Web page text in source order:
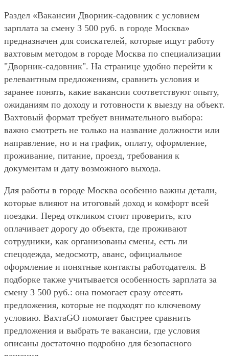
Раздел «Вакансии Дворник-садовник с условием
зарплата за смену 3 500 руб. в городе Москва»
предназначен для соискателей, которые ищут работу
вахтовым методом в городе Москва по специализации
"Дворник-садовник". На странице удобно перейти к
релевантным предложениям, сравнить условия и
заранее понять, какие вакансии соответствуют опыту,
ожиданиям по доходу и готовности к выезду на объект.
Вахтовый формат требует внимательного выбора:
важно смотреть не только на название должности или
направление, но и на график, оплату, оформление,
проживание, питание, проезд, требования к
документам и дату возможного выхода.
Для работы в городе Москва особенно важны детали,
которые влияют на итоговый доход и комфорт всей
поездки. Перед откликом стоит проверить, кто
оплачивает дорогу до объекта, где проживают
сотрудники, как организованы смены, есть ли
спецодежда, медосмотр, аванс, официальное
оформление и понятные контакты работодателя. В
подборке также учитывается особенность зарплата за
смену 3 500 руб.: она помогает сразу отсеять
предложения, которые не подходят по ключевому
условию. ВахтаGO помогает быстрее сравнить
предложения и выбрать те вакансии, где условия
описаны достаточно подробно для безопасного